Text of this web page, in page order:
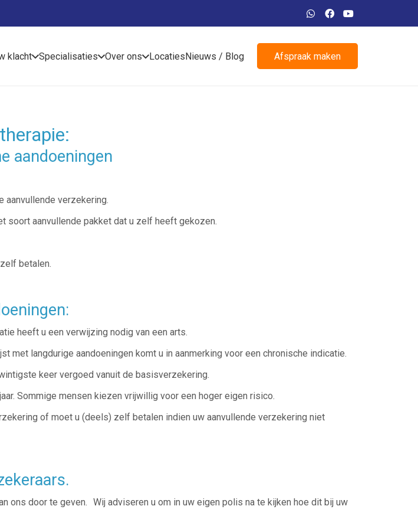
klacht Specialisaties Over ons LocatiesNieuws / Blog Afspraak maken
aandoeningen
aanvullende verzekering.
soort aanvullende pakket dat u zelf heeft gekozen.
betalen.
heeft u een verwijzing nodig van een arts.
langdurige aandoeningen komt u in aanmerking voor een chronische indicatie.
keer vergoed vanuit de basisverzekering.
Sommige mensen kiezen vrijwillig voor een hoger eigen risico.
of moet u (deels) zelf betalen indien uw aanvullende verzekering niet
ons door te geven. Wij adviseren u om in uw eigen polis na te kijken hoe dit bij uw